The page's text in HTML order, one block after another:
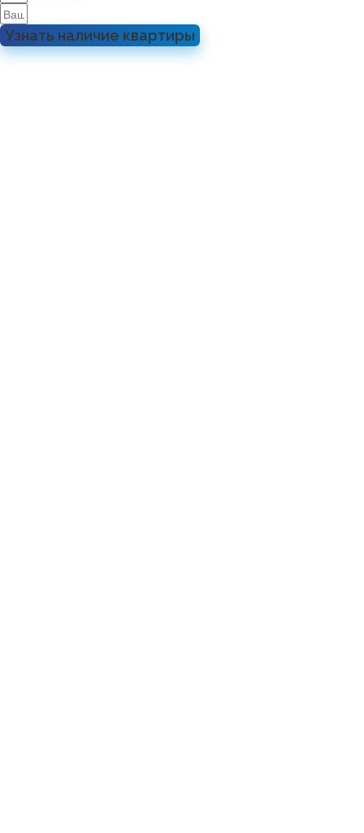
Узнать наличие квартиры